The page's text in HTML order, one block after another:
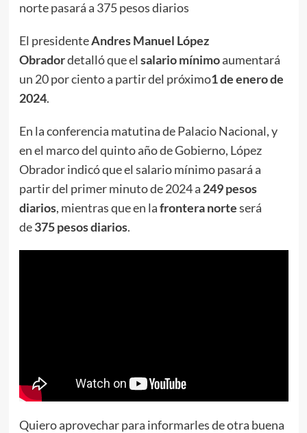
norte pasará a 375 pesos diarios
El presidenteAndres Manuel López
Obradordetalló que el salario mínimoaumentará
un 20 por ciento a partir del próximo1 de enero de
2024.
En la conferencia matutina de Palacio Nacional, y
en el marco del quinto año de Gobierno, López
Obrador indicó que el salario mínimo pasará a
partir del primer minuto de 2024 a 249 pesos
diarios, mientras que en lafrontera norteserá
de375 pesos diarios.
Quiero aprovechar para informarles de otra buena